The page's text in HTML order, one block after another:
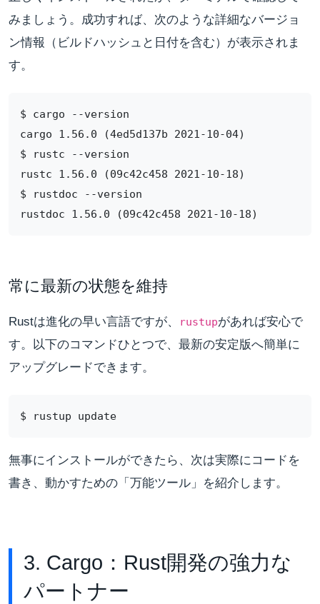
みましょう。成功すれば、次のような詳細なバージョ
ン情報（ビルドハッシュと日付を含む）が表示されま
す。
$ cargo --version
cargo 1.56.0 (4ed5d137b 2021-10-04)
$ rustc --version
rustc 1.56.0 (09c42c458 2021-10-18)
$ rustdoc --version
常に最新の状態を維持
Rustは進化の早い言語ですが、 rustupがあれば安心で
す。以下のコマンドひとつで、最新の安定版へ簡単に
アップグレードできます。
無事にインストールができたら、次は実際にコードを
書き、動かすための「万能ツール」を紹介します。
3. Cargo：Rust開発の強力な
パートナー